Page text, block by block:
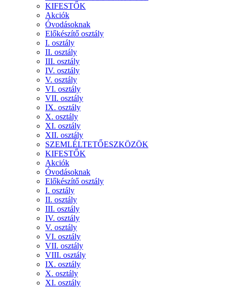
KIFESTŐK
Akciók
Óvodásoknak
Előkészítő osztály
I. osztály
II. osztály
III. osztály
IV. osztály
V. osztály
VI. osztály
VII. osztály
IX. osztály
X. osztály
XI. osztály
XII. osztály
SZEMLÉLTETŐESZKÖZÖK
KIFESTŐK
Akciók
Óvodásoknak
Előkészítő osztály
I. osztály
II. osztály
III. osztály
IV. osztály
V. osztály
VI. osztály
VII. osztály
VIII. osztály
IX. osztály
X. osztály
XI. osztály